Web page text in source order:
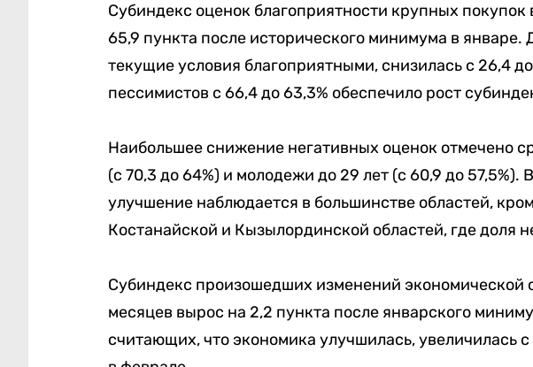
Субиндекс оценок благоприятности крупных покупок
65,9 пункта после исторического минимума в
текущие условия благоприятными, снизилась с 26,4
пессимистов с 66,4 до 63,3% обеспечило рост
Наибольшее снижение негативных оценок отмечено
(с 70,3 до 64%) и молодежи до 29 лет (с 60,9 до 57,5%).
улучшение наблюдается в большинстве областей,
Костанайской и Кызылординской областей, где доля
Субиндекс произошедших изменений экономической
месяцев вырос на 2,2 пункта после январского
считающих, что экономика улучшилась, увеличилась с